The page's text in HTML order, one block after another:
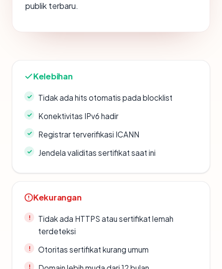
publik terbaru.
Kelebihan
Tidak ada hits otomatis pada blocklist
Konektivitas IPv6 hadir
Registrar terverifikasi ICANN
Jendela validitas sertifikat saat ini
Kekurangan
Tidak ada HTTPS atau sertifikat lemah
terdeteksi
Otoritas sertifikat kurang umum